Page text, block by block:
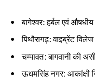
बागेश्वर: हर्बल एवं औषधीय
पिथौरागढ़: वाइब्रेंट विलेज
चम्पावत: बागवानी की
ऊधमसिंह नगर: आकांक्षी